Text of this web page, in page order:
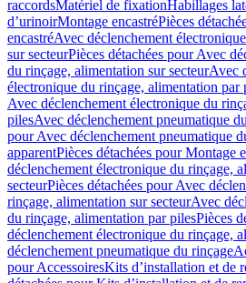
raccordsMatériel de fixationHabillages
dʼurinoirMontage encastréPièces
encastréAvec déclenchement
sur secteurPièces détachées pour Avec
du rinçage, alimentation sur secteurAvec
électronique du rinçage, alimentation par
Avec déclenchement électronique du
pilesAvec déclenchement pneumatique
pour Avec déclenchement pneumatique
apparentPièces détachées pour Montage
déclenchement électronique du rinçage,
secteurPièces détachées pour Avec
rinçage, alimentation sur secteurAvec
du rinçage, alimentation par pilesPièces
déclenchement électronique du rinçage,
déclenchement pneumatique du rinçage
pour AccessoiresKits d’installation et de